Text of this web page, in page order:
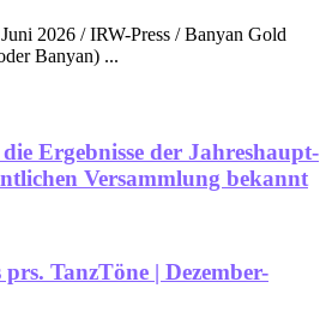
2026 / IRW-Press / Banyan Gold
Banyan) ...
Ergebnisse der Jahreshaupt-
Versammlung bekannt
prs. TanzTöne | Dezember-